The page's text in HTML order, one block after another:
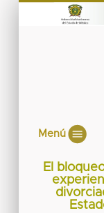
Menú
El